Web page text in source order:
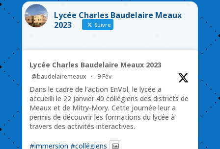
Lycée Charles Baudelaire Meaux
2023
Suivre
Lycée Charles Baudelaire Meaux 2023
@baudelairemeaux · 9 Fév
Dans le cadre de l’action EnVol, le lycée a
accueilli le 22 janvier 40 collégiens des districts de
Meaux et de Mitry-Mory. Cette journée leur a
permis de découvrir les formations du lycée à
travers des activités interactives.
#immersion #collégiens